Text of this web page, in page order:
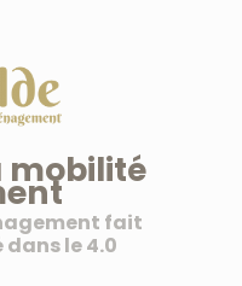
mobilité
fait
le 4.0
la mobilité